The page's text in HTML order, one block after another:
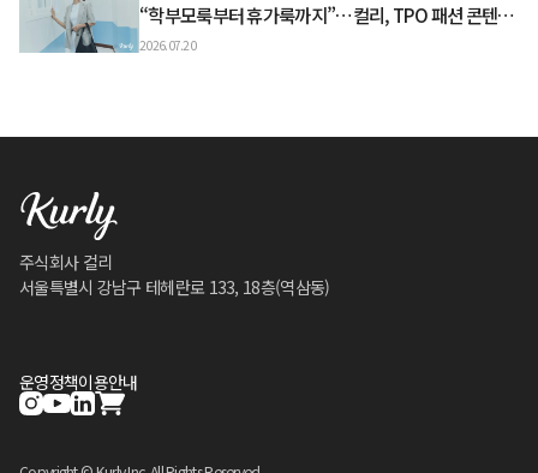
“학부모룩부터 휴가룩까지”…컬리, TPO 패션 콘텐츠
‘스타일노트’ 흥행
2026.07.20
주식회사 컬리
서울특별시 강남구 테헤란로 133, 18층(역삼동)
운영정책이용안내